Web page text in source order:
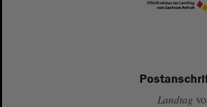
Landtag